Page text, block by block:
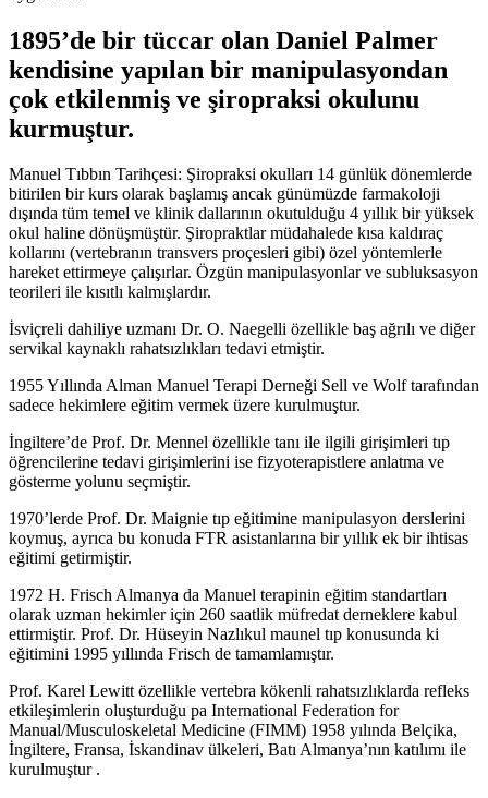
1895’de bir tüccar olan Daniel Palmer
kendisine yapılan bir manipulasyondan
çok etkilenmiş ve şiropraksi okulunu
kurmuştur.
Manuel Tıbbın Tarihçesi: Şiropraksi okulları 14 günlük dönemlerde
bitirilen bir kurs olarak başlamış ancak günümüzde farmakoloji
dışında tüm temel ve klinik dallarının okutulduğu 4 yıllık bir yüksek
okul haline dönüşmüştür. Şiropraktlar müdahalede kısa kaldıraç
kollarını (vertebranın transvers proçesleri gibi) özel yöntemlerle
hareket ettirmeye çalışırlar. Özgün manipulasyonlar ve subluksasyon
teorileri ile kısıtlı kalmışlardır.
İsviçreli dahiliye uzmanı Dr. O. Naegelli özellikle baş ağrılı ve diğer
servikal kaynaklı rahatsızlıkları tedavi etmiştir.
1955 Yıllında Alman Manuel Terapi Derneği Sell ve Wolf tarafından
sadece hekimlere eğitim vermek üzere kurulmuştur.
İngiltere’de Prof. Dr. Mennel özellikle tanı ile ilgili girişimleri tıp
öğrencilerine tedavi girişimlerini ise fizyoterapistlere anlatma ve
gösterme yolunu seçmiştir.
1970’lerde Prof. Dr. Maignie tıp eğitimine manipulasyon derslerini
koymuş, ayrıca bu konuda FTR asistanlarına bir yıllık ek bir ihtisas
eğitimi getirmiştir.
1972 H. Frisch Almanya da Manuel terapinin eğitim standartları
olarak uzman hekimler için 260 saatlik müfredat derneklere kabul
ettirmiştir. Prof. Dr. Hüseyin Nazlıkul maunel tıp konusunda ki
eğitimini 1995 yıllında Frisch de tamamlamıştır.
Prof. Karel Lewitt özellikle vertebra kökenli rahatsızlıklarda refleks
etkileşimlerin oluşturduğu pa International Federation for
Manual/Musculoskeletal Medicine (FIMM) 1958 yılında Belçika,
İngiltere, Fransa, İskandinav ülkeleri, Batı Almanya’nın katılımı ile
kurulmuştur .